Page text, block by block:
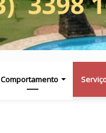
Comportamento